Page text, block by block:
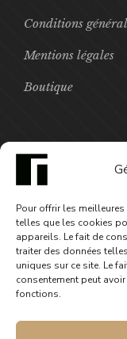
Pour offrir les
telles que les cookies
appareils. Le fait de
traiter des données
uniques sur ce site. Le
consentement peut
fonctions.
Conditions
Mentions légales
Boutique